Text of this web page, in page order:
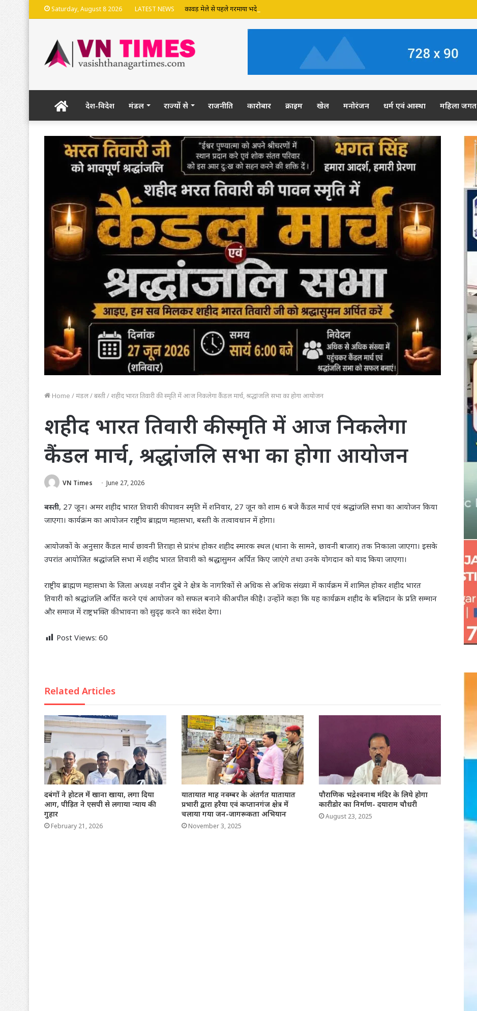
Saturday, August 8 2026 LATEST NEWS कावड़ मेले से पहले गरमाया भदेश्वर नाथ मंदिर की जमीन पर अवैध कब्जे का मामला, प्रशासन से मामले में हस्तक्षेप की मांग
Homeदेश-विदेश मंडल राज्यों से राजनीति कारोबार क्राइम खेल मनोरंजन धर्म एवं आस्था महिला जगत
Home /मंडल/बस्ती/शहीद भारत तिवारी की स्मृति में आज निकलेगा कैंडल मार्च, श्रद्धांजलि सभा का होगा आयोजन
शहीद भारत तिवारी की स्मृति में आज निकलेगा
कैंडल मार्च, श्रद्धांजलि सभा का होगा आयोजन
VN Times June 27, 2026
बस्ती, 27 जून। अमर शहीद भारत तिवारी की पावन स्मृति में शनिवार, 27 जून को शाम 6 बजे कैंडल मार्च एवं श्रद्धांजलि सभा का आयोजन किया
जाएगा। कार्यक्रम का आयोजन राष्ट्रीय ब्राह्मण महासभा, बस्ती के तत्वावधान में होगा।
आयोजकों के अनुसार कैंडल मार्च छावनी तिराहा से प्रारंभ होकर शहीद स्मारक स्थल (थाना के सामने, छावनी बाजार) तक निकाला जाएगा। इसके
उपरांत आयोजित श्रद्धांजलि सभा में शहीद भारत तिवारी को श्रद्धासुमन अर्पित किए जाएंगे तथा उनके योगदान को याद किया जाएगा।
राष्ट्रीय ब्राह्मण महासभा के जिला अध्यक्ष नवीन दुबे ने क्षेत्र के नागरिकों से अधिक से अधिक संख्या में कार्यक्रम में शामिल होकर शहीद भारत
तिवारी को श्रद्धांजलि अर्पित करने एवं आयोजन को सफल बनाने की अपील की है। उन्होंने कहा कि यह कार्यक्रम शहीद के बलिदान के प्रति सम्मान
और समाज में राष्ट्रभक्ति की भावना को सुदृढ़ करने का संदेश देगा।
Post Views: 60
Related Articles
दबंगों ने होटल में खाना खाया, लगा दिया
आग, पीड़ित ने एसपी से लगाया न्याय की
गुहार
February 21, 2026
यातायात माह नवम्बर के अंतर्गत यातायात
प्रभारी द्वारा हरैया एवं कप्तानगंज क्षेत्र में
चलाया गया जन-जागरूकता अभियान
November 3, 2025
पौराणिक भद्रेश्वनाथ मंदिर के लिये होगा
कारीडोर का निर्माण- दयाराम चौधरी
August 23, 2025